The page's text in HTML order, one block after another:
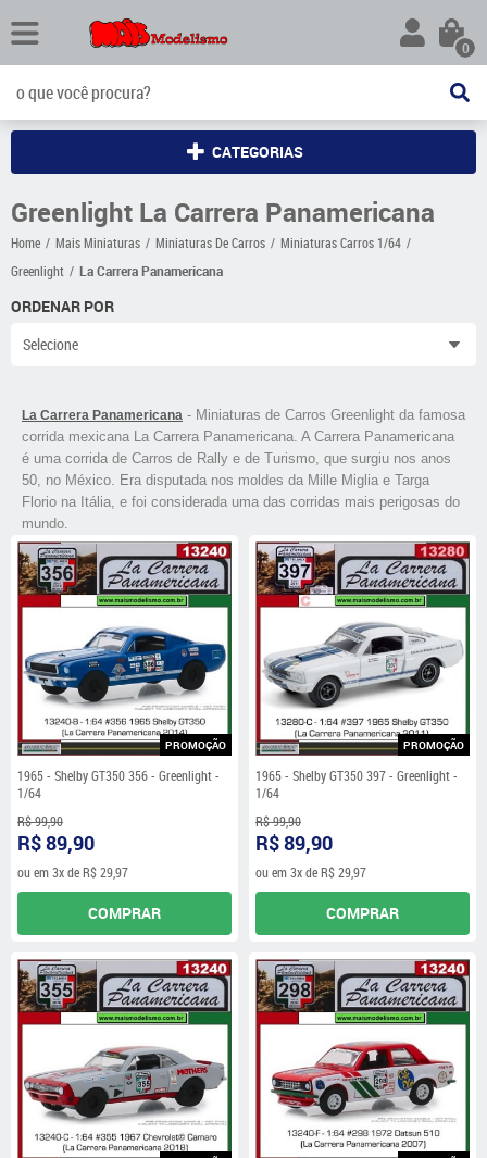
0
CATEGORIAS
Greenlight La Carrera Panamericana
Home Mais Miniaturas Miniaturas De Carros
Miniaturas Carros 1/64
Greenlight
La Carrera Panamericana
ORDENAR POR
Selecione
La Carrera Panamericana - Miniaturas de Carros Greenlight da famosa
corrida mexicana La Carrera Panamericana. A Carrera Panamericana
é uma corrida de Carros de Rally e de Turismo, que surgiu nos anos
50, no México. Era disputada nos moldes da Mille Miglia e Targa
Florio na Itália, e foi considerada uma das corridas mais perigosas do
mundo.
PROMOÇÃO
1965 - Shelby GT350 356 - Greenlight -
1/64
R$ 99,90
R$ 89,90
ou em3xdeR$ 29,97
COMPRAR
PROMOÇÃO
1965 - Shelby GT350 397 - Greenlight -
1/64
R$ 99,90
R$ 89,90
ou em3xdeR$ 29,97
COMPRAR